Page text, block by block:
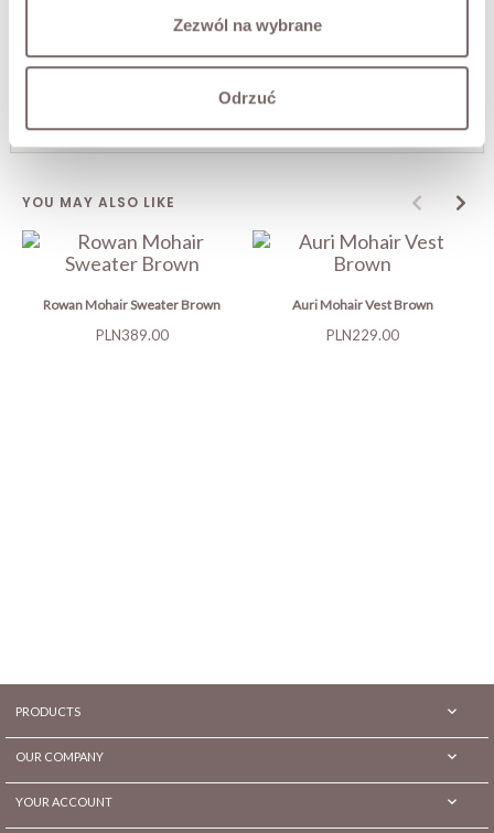
Zezwól na wybrane
Odrzuć
SHIPPING
Ask about product
YOU MAY ALSO LIKE
Rowan Mohair Sweater Brown
Price
PLN389.00
Auri Mohair Vest Brown
Price
PLN229.00
PRODUCTS 
OUR COMPANY 
YOUR ACCOUNT 